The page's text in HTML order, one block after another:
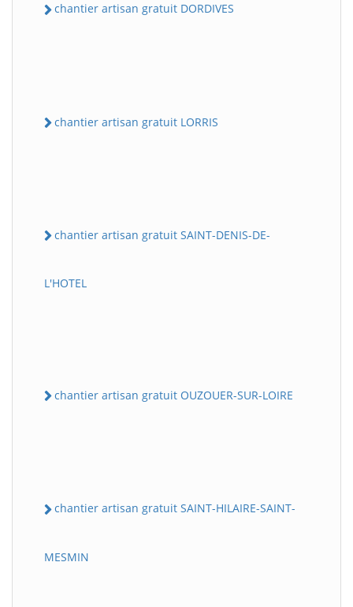
chantier artisan gratuit DORDIVES
chantier artisan gratuit LORRIS
chantier artisan gratuit SAINT-DENIS-DE-
L'HOTEL
chantier artisan gratuit OUZOUER-SUR-LOIRE
chantier artisan gratuit SAINT-HILAIRE-SAINT-
MESMIN